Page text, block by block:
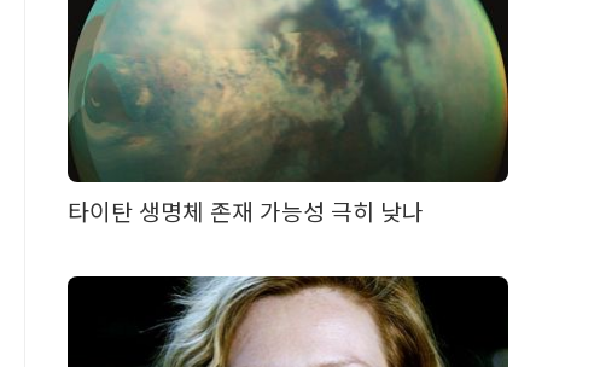
타이탄 생명체 존재 가능성 극히 낮나